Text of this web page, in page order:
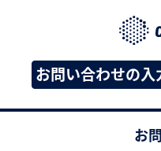
お問い合わせの入
お